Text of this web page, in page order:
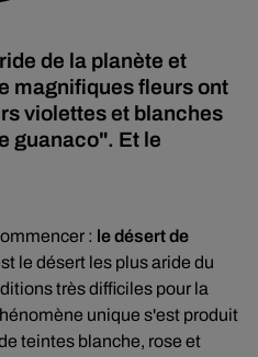
de la planète et
magnifiques fleurs ont
violettes et blanches
guanaco". Et le
: le désert de
le désert les plus aride du
très difficiles pour la
unique s'est produit
teintes blanche, rose et